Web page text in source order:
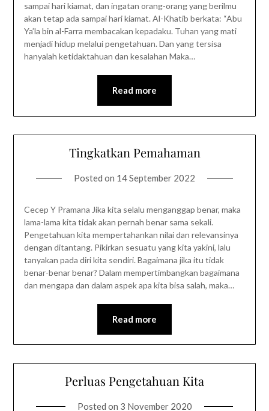
sampai hari kiamat, dan ingatan orang-orang yang berilmu
akan tetap ada sampai hari kiamat. Al-Khatib berkata: “Abu
Ya’la bin al-Farra membacakan kepadaku. Tuhan yang mati
menjadi hidup melalui pengetahuan. Dan yang tersisa
hanyalah ketidaktahuan dan kesalahan Maka…
Read more
Tingkatkan Pemahaman
Posted on 14 September 2022
Cecep Y Pramana Jika kita selalu menganggap benar, maka
lama-lama kita tidak akan pernah benar sama sekali.
Pengetahuan kita mempertahankan nilai dan relevansinya
dengan ditantang. Pikirkan sesuatu yang kita yakini, lalu
tanyakan pada diri kita sendiri. Bagaimana jika itu tidak
benar-benar benar? Dalam mempertimbangkan bagaimana
dan mengapa dan dalam aspek apa kita bisa salah, maka…
Read more
Perluas Pengetahuan Kita
Posted on 3 November 2020